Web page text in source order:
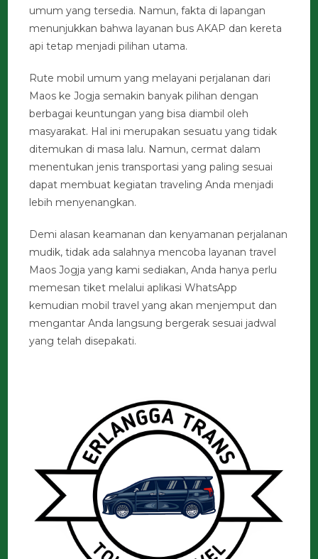
umum yang tersedia. Namun, fakta di lapangan
menunjukkan bahwa layanan bus AKAP dan kereta
api tetap menjadi pilihan utama.
Rute mobil umum yang melayani perjalanan dari
Maos ke Jogja semakin banyak pilihan dengan
berbagai keuntungan yang bisa diambil oleh
masyarakat. Hal ini merupakan sesuatu yang tidak
ditemukan di masa lalu. Namun, cermat dalam
menentukan jenis transportasi yang paling sesuai
dapat membuat kegiatan traveling Anda menjadi
lebih menyenangkan.
Demi alasan keamanan dan kenyamanan perjalanan
mudik, tidak ada salahnya mencoba layanan travel
Maos Jogja yang kami sediakan, Anda hanya perlu
memesan tiket melalui aplikasi WhatsApp
kemudian mobil travel yang akan menjemput dan
mengantar Anda langsung bergerak sesuai jadwal
yang telah disepakati.